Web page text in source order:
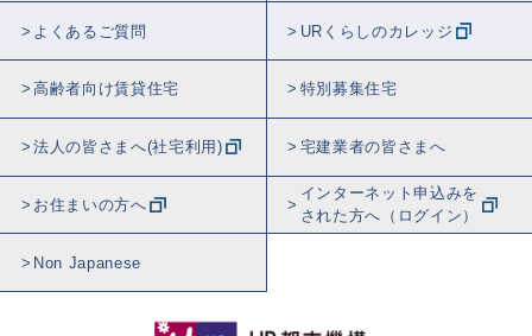
よくあるご質問 URくらしのカレッジ
高齢者向け賃貸住宅 特別募集住宅
法人の皆さまへ(社宅利用) 宅建業者の皆さまへ
お住まいの方へ
インターネット申込みを
された方へ（ログイン）
Non Japanese